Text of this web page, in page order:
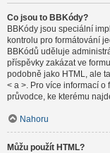
Co jsou to BBKódy?
BBKódy jsou speciální
kontrolu pro formátování
BBKódů uděluje
příspěvky zakázat ve
podobně jako HTML, ale
< a >. Pro více informací
průvodce, ke kterému
Nahoru
Můžu použít HTML?